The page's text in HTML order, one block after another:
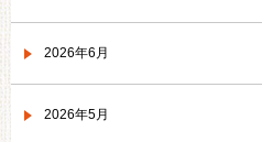
2026年6月
2026年5月